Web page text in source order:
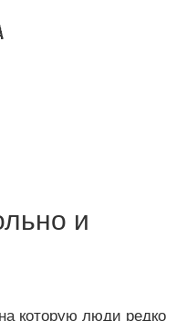
и
которую люди редко